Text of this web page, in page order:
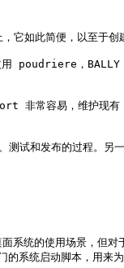
如此简便，以至于创
poudriere，BALLY
非常容易，维护现
试和发布的过程。
系统的使用场景，但
统启动脚本，用来为